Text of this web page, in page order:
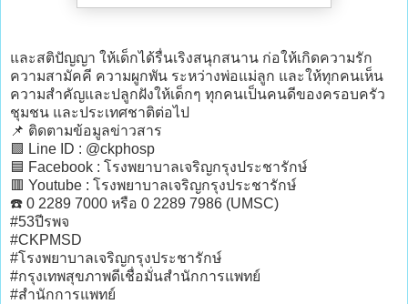
และสติปัญญา ให้เด็กได้รื่นเริงสนุกสนาน ก่อให้เกิดความรัก
ความสามัคคี ความผูกพัน ระหว่างพ่อแม่ลูก และให้ทุกคนเห็น
ความสำคัญและปลูกฝังให้เด็กๆ ทุกคนเป็นคนดีของครอบครัว
ชุมชน และประเทศชาติต่อไป
📌 ติดตามข้อมูลข่าวสาร
🟩 Line ID : @ckphosp
🟦 Facebook : โรงพยาบาลเจริญกรุงประชารักษ์
🟥 Youtube : โรงพยาบาลเจริญกรุงประชารักษ์
☎️ 0 2289 7000 หรือ 0 2289 7986 (UMSC)
#53ปีรพจ
#CKPMSD
#โรงพยาบาลเจริญกรุงประชารักษ์
#กรุงเทพสุขภาพดีเชื่อมั่นสำนักการแพทย์
#สำนักการแพทย์